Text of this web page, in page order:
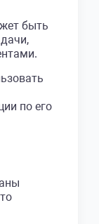
быть
по его